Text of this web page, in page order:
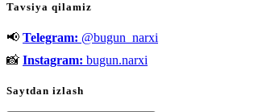
qanday
hisoblanadi?
Tavsiya qilamiz
📢 Telegram: @bugun_narxi
📸 Instagram: bugun.narxi
Saytdan izlash